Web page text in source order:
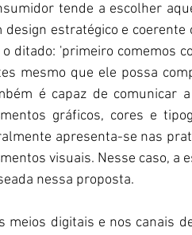
tende a escolher
design estratégico e
o ditado: 'primeiro comemos
mesmo que ele possa
é capaz de comunicar
gráficos, cores e
apresenta-se nas
visuais. Nesse caso, a
nessa proposta.
meios digitais e nos canais